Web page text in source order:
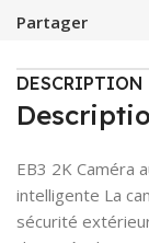
Partager
DESCRIPTION
EB3 2K Caméra
intelligente La
sécurité